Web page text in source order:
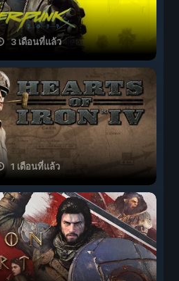
3 เดือนที่แล้ว
1 เดือนที่แล้ว